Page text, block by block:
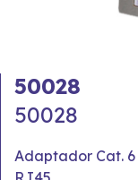
50028
50028
Adaptador Cat.